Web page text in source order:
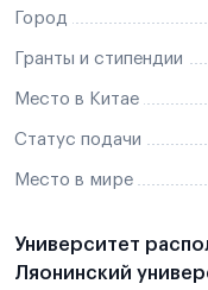
Город
Гранты и стипендии
Место в Китае
Статус подачи
Место в мире
Университет
Ляонинский